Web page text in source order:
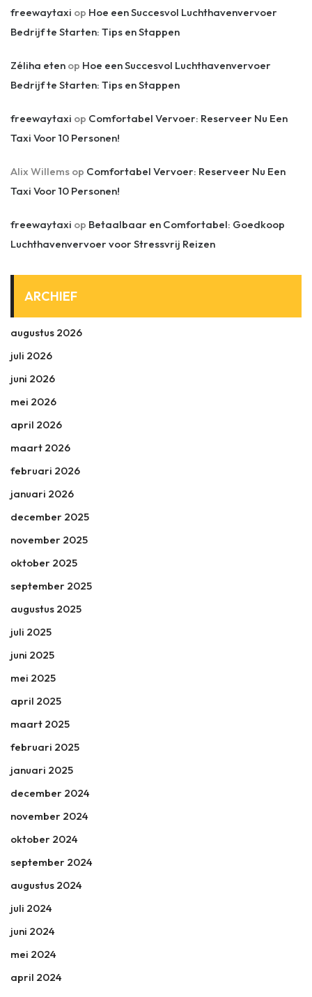
freewaytaxi op Hoe een Succesvol Luchthavenvervoer
Bedrijf te Starten: Tips en Stappen
Zéliha eten op Hoe een Succesvol Luchthavenvervoer
Bedrijf te Starten: Tips en Stappen
freewaytaxi op Comfortabel Vervoer: Reserveer Nu Een
Taxi Voor 10 Personen!
Alix Willems op Comfortabel Vervoer: Reserveer Nu Een
Taxi Voor 10 Personen!
freewaytaxi op Betaalbaar en Comfortabel: Goedkoop
Luchthavenvervoer voor Stressvrij Reizen
ARCHIEF
augustus 2026
juli 2026
juni 2026
mei 2026
april 2026
maart 2026
februari 2026
januari 2026
december 2025
november 2025
oktober 2025
september 2025
augustus 2025
juli 2025
juni 2025
mei 2025
april 2025
maart 2025
februari 2025
januari 2025
december 2024
november 2024
oktober 2024
september 2024
augustus 2024
juli 2024
juni 2024
mei 2024
april 2024